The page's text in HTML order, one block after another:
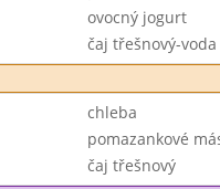
ovocný jogurt
čaj třešnový-
chleba
pomazankové
čaj třešnový